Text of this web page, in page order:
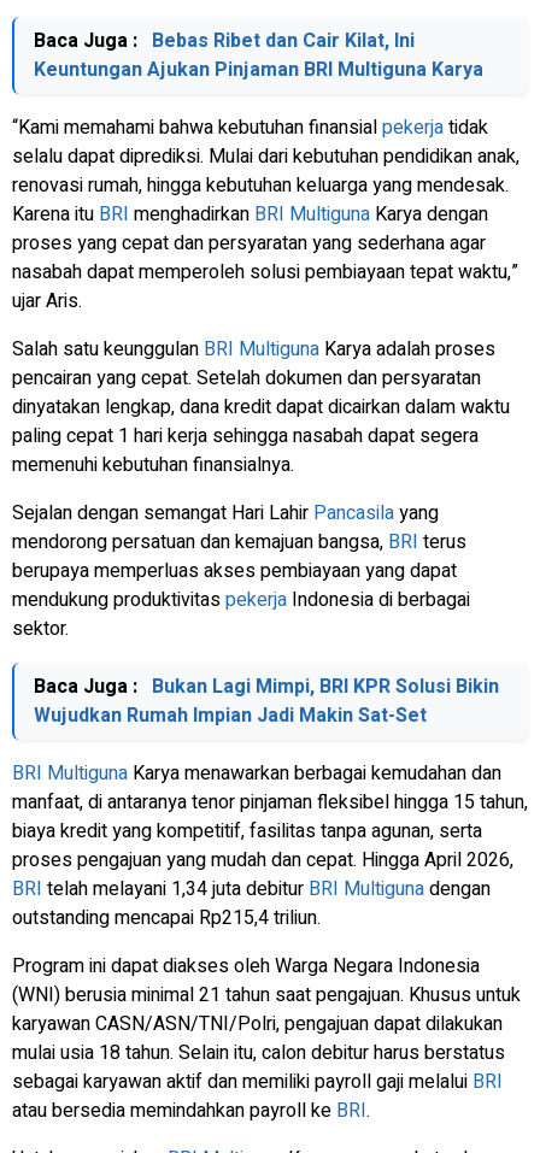
Baca Juga : Bebas Ribet dan Cair Kilat, Ini
Keuntungan Ajukan Pinjaman BRI Multiguna Karya
“Kami memahami bahwa kebutuhan finansialpekerjatidak
selalu dapat diprediksi. Mulai dari kebutuhan pendidikan anak,
renovasi rumah, hingga kebutuhan keluarga yang mendesak.
Karena itu BRI menghadirkan BRI Multiguna Karya dengan
proses yang cepat dan persyaratan yang sederhana agar
nasabah dapat memperoleh solusi pembiayaan tepat waktu,”
ujar Aris.
Salah satu keunggulan BRI Multiguna Karya adalah proses
pencairan yang cepat. Setelah dokumen dan persyaratan
dinyatakan lengkap, dana kredit dapat dicairkan dalam waktu
paling cepat 1 hari kerja sehingga nasabah dapat segera
memenuhi kebutuhan finansialnya.
Sejalan dengan semangat Hari Lahir Pancasilayang
mendorong persatuan dan kemajuan bangsa, BRI terus
berupaya memperluas akses pembiayaan yang dapat
mendukung produktivitaspekerja Indonesia di berbagai
sektor.
Baca Juga : Bukan Lagi Mimpi, BRI KPR Solusi Bikin
Wujudkan Rumah Impian Jadi Makin Sat-Set
BRI Multiguna Karya menawarkan berbagai kemudahan dan
manfaat, di antaranya tenor pinjaman fleksibel hingga 15 tahun,
biaya kredit yang kompetitif, fasilitas tanpa agunan, serta
proses pengajuan yang mudah dan cepat. Hingga April 2026,
BRI telah melayani 1,34 juta debitur BRI Multigunadengan
outstanding mencapai Rp215,4 triliun.
Program ini dapat diakses oleh Warga Negara Indonesia
(WNI) berusia minimal 21 tahun saat pengajuan. Khusus untuk
karyawan CASN/ASN/TNI/Polri, pengajuan dapat dilakukan
mulai usia 18 tahun. Selain itu, calon debitur harus berstatus
sebagai karyawan aktif dan memiliki payroll gaji melalui BRI
atau bersedia memindahkan payroll ke BRI.